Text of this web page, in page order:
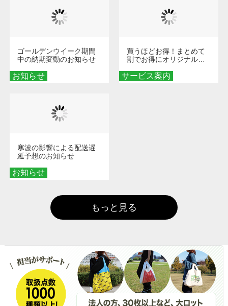
お知らせ
ゴールデンウイーク期間
中の納期変動のお知らせ
サービス案内
買うほどお得！まとめて
割でお得にオリジナルグ
お知らせ
寒波の影響による配送遅
延予想のお知らせ
もっと見る